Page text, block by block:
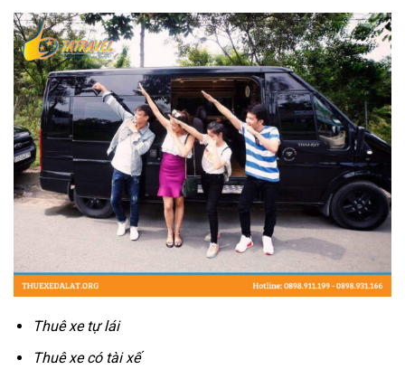
Thuê xe tự lái
Thuê xe có tài xế